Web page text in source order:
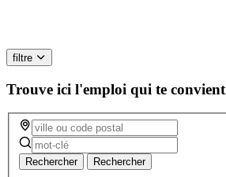
filtre
Trouve ici l'emploi qui te convient
Rechercher Rechercher